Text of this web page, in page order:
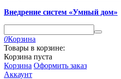
Внедрение систем «Умный дом»
0Корзина
Товары в корзине:
Корзина пуста
Корзина Оформить заказ
Аккаунт